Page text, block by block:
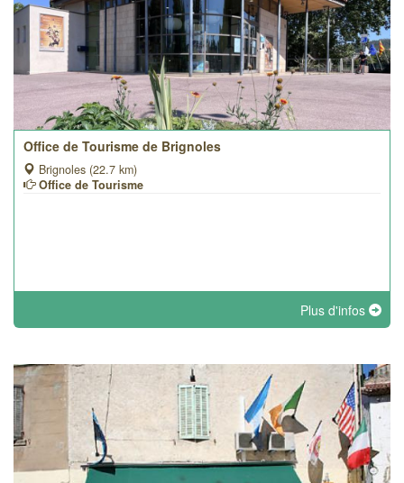
Office de Tourisme de Brignoles
Brignoles (22.7 km)
Office de Tourisme
Plus d'infos